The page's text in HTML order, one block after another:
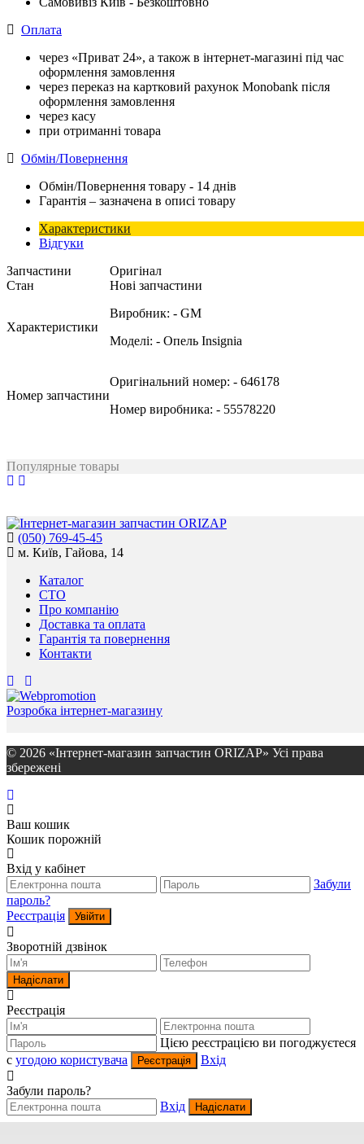
Оплата
через «Приват 24», а також в інтернет-магазині під час
оформлення замовлення
через переказ на картковий рахунок Monobank після
оформлення замовлення
через касу
при отриманні товара
Обмін/Повернення
Обмін/Повернення товару - 14 днів
Гарантія – зазначена в описі товару
Характеристики
Відгуки
Запчастини
Оригінал
Стан
Нові запчастини
Характеристики
Виробник: - GM
Моделі: - Опель Insignia
Номер запчастини
Оригінальний номер: - 646178
Номер виробника: - 55578220
Популярные товары
(050) 769-45-45
м. Київ, Гайова, 14
Каталог
СТО
Про компанію
Доставка та оплата
Гарантія та повернення
Контакти
Розробка інтернет-магазину
© 2026 «Інтернет-магазин запчастин ORIZAP» Усі права
збережені
Ваш кошик
Кошик порожній
Вхід у кабінет
Забули
пароль?
Реєстрація
Увійти
Зворотній дзвінок
Надіслати
Реєстрація
Цією реєстрацією ви погоджуєтеся
c угодою користувача Реєстрація Вхід
Забули пароль?
Вхід
Надіслати